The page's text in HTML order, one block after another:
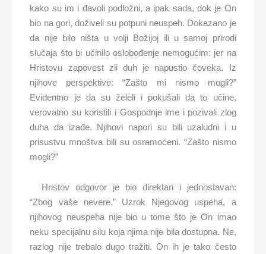
kako su im i đavoli podložni, a ipak sada, dok je On
bio na gori, doživeli su potpuni neuspeh. Dokazano je
da nije bilo ništa u volji Božijoj ili u samoj prirodi
slučaja što bi učinilo oslobođenje nemogućim: jer na
Hristovu zapovest zli duh je napustio čoveka. Iz
njihove perspektive: “Zašto mi nismo mogli?”
Evidentno je da su želeli i pokušali da to učine,
verovatno su koristili i Gospodnje ime i pozivali zlog
duha da izađe. Njihovi napori su bili uzaludni i u
prisustvu mnoštva bili su osramoćeni. “Zašto nismo
mogli?”
Hristov odgovor je bio direktan i jednostavan:
“Zbog vaše nevere.” Uzrok Njegovog uspeha, a
njihovog neuspeha nije bio u tome što je On imao
neku specijalnu silu koja njima nije bila dostupna. Ne,
razlog nije trebalo dugo tražiti. On ih je tako često